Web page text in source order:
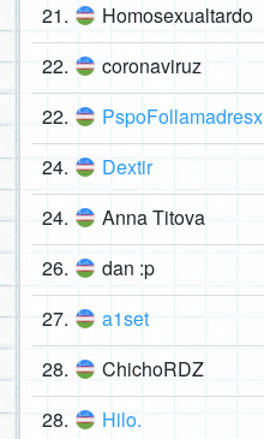
21. Homosexualtardo
22. coronaviruz
22. PspoFollamadresx
24. Dextir
24. Anna Titova
26. dan :p
27. a1set
28. ChichoRDZ
28. Hilo.